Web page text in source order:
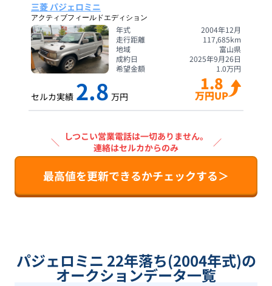
三菱 パジェロミニ
アクティブフィールドエディション
年式
2004年12月
走行距離
117,685km
地域
富山県
成約日
2025年9月26日
希望金額
1.0万円
セルカ実績 2.8 万円
1.8
万円UP
＼ しつこい営業電話は一切ありません。
連絡はセルカからのみ
／
最高値を更新できるかチェックする＞
パジェロミニ 22年落ち(2004年式)の
オークションデータ一覧